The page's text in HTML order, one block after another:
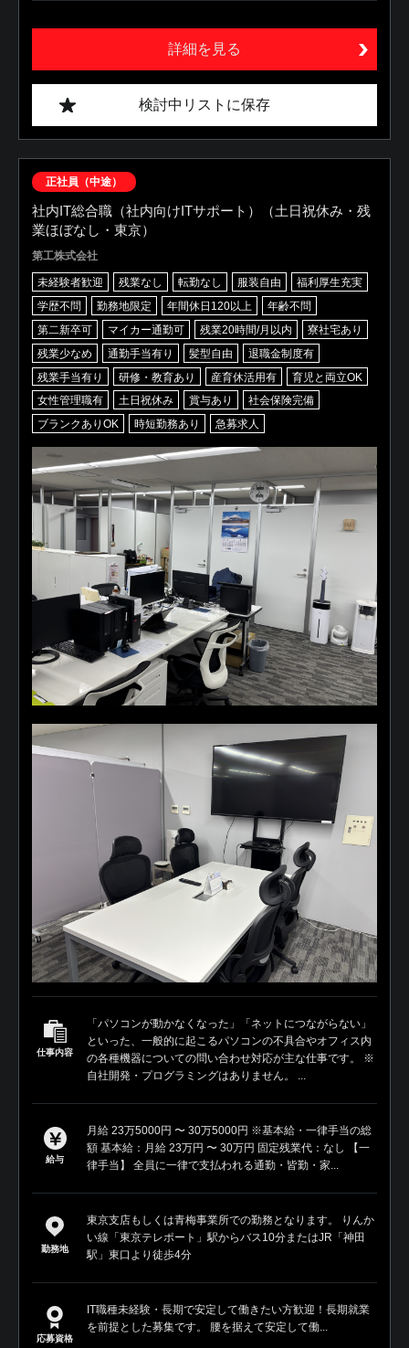
詳細を見る
検討中リストに保存
正社員（中途）
社内IT総合職（社内向けITサポート）（土日祝休み・残
業ほぼなし・東京）
第工株式会社
未経験者歓迎 残業なし 転勤なし 服装自由
福利厚生充実
学歴不問
勤務地限定 年間休日120以上
年齢不問
第二新卒可
マイカー通勤可 残業20時間/月以内
寮社宅あり
残業少なめ
通勤手当有り 髪型自由
退職金制度有
残業手当有り
研修・教育あり 産育休活用有
育児と両立OK
女性管理職有
土日祝休み 賞与あり
社会保険完備
ブランクありOK
時短勤務あり 急募求人
仕事内容
「パソコンが動かなくなった」「ネットにつながらない」
といった、一般的に起こるパソコンの不具合やオフィス内
の各種機器についての問い合わせ対応が主な仕事です。 ※
自社開発・プログラミングはありません。 ...
給与
月給 23万5000円 〜 30万5000円 ※基本給・一律手当の総
額 基本給：月給 23万円 〜 30万円 固定残業代：なし 【一
律手当】 全員に一律で支払われる通勤・皆勤・家...
勤務地
東京支店もしくは青梅事業所での勤務となります。 りんか
い線「東京テレポート」駅からバス10分またはJR「神田
駅」東口より徒歩4分
応募資格
IT職種未経験・長期で安定して働きたい方歓迎！長期就業
を前提とした募集です。 腰を据えて安定して働...